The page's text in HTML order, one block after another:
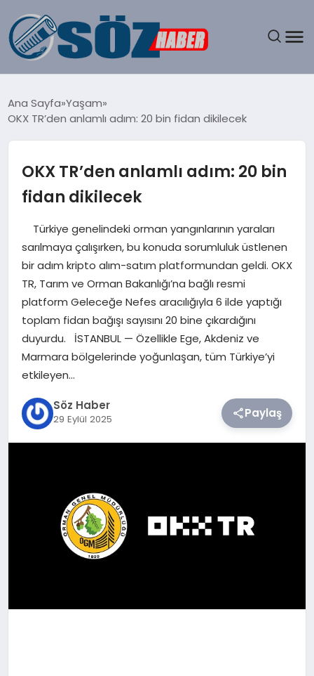
MAGAZIN
EKONOMI
DÜNYA
TEKNOLOJI
SIYASET
YAŞAM
Ana Sayfa Yaşam
OKX TR’den anlamlı adım: 20 bin fidan dikilecek
OKX TR’den anlamlı adım: 20 bin
fidan dikilecek
Türkiye genelindeki orman yangınlarının yaraları
sarılmaya çalışırken, bu konuda sorumluluk üstlenen
bir adım kripto alım-satım platformundan geldi. OKX
TR, Tarım ve Orman Bakanlığı’na bağlı resmi
platform Geleceğe Nefes aracılığıyla 6 ilde yaptığı
toplam fidan bağışı sayısını 20 bine çıkardığını
duyurdu. İSTANBUL — Özellikle Ege, Akdeniz ve
Marmara bölgelerinde yoğunlaşan, tüm Türkiye’yi
etkileyen…
Söz Haber
29 Eylül 2025 Paylaş